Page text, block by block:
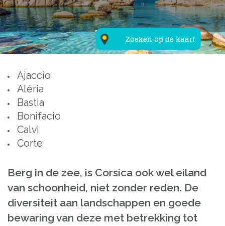
Zoeken op de kaart
Ajaccio
Aléria
Bastia
Bonifacio
Calvi
Corte
Berg in de zee, is Corsica ook wel eiland
van schoonheid, niet zonder reden. De
diversiteit aan landschappen en goede
bewaring van deze met betrekking tot